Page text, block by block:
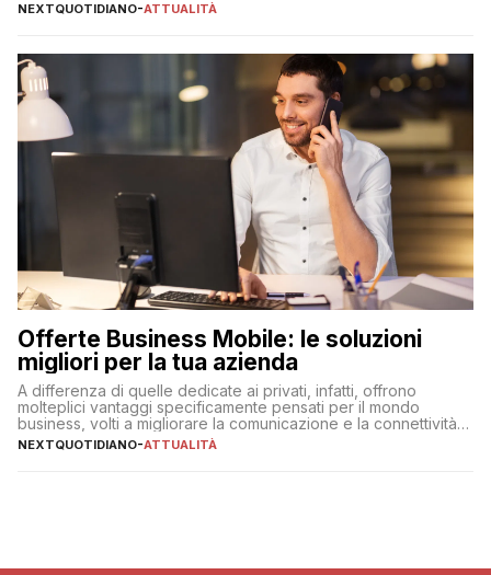
NEXTQUOTIDIANO-ATTUALITÀ
Offerte Business Mobile: le soluzioni
migliori per la tua azienda
A differenza di quelle dedicate ai privati, infatti, offrono
molteplici vantaggi specificamente pensati per il mondo
business, volti a migliorare la comunicazione e la connettività
degli utenti
NEXTQUOTIDIANO-ATTUALITÀ